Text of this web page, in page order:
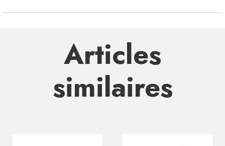
Articles
similaires